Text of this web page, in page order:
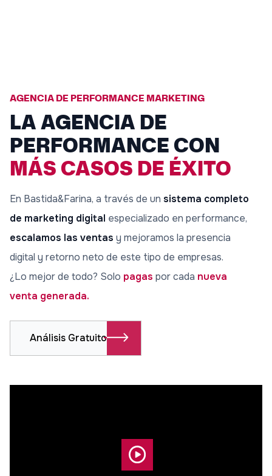
AGENCIA DE PERFORMANCE MARKETING
LA AGENCIA DE
PERFORMANCE CON
MÁS CASOS DE ÉXITO
En Bastida&Farina, a través de un sistema completo
de marketing digital especializado en performance,
escalamos las ventas y mejoramos la presencia
digital y retorno neto de este tipo de empresas.
¿Lo mejor de todo? Solo pagas por cada nueva
venta generada.
Análisis Gratuito